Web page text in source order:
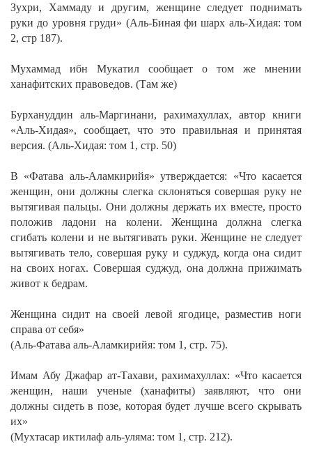
Зухри, Хаммаду и другим, женщине следует поднимать
руки до уровня груди» (Аль-Биная фи шарх аль-Хидая: том
2, стр 187).
Мухаммад ибн Мукатил сообщает о том же мнении
ханафитских правоведов. (Там же)
Бурхануддин аль-Маргинани, рахимахуллах, автор книги
«Аль-Хидая», сообщает, что это правильная и принятая
версия. (Аль-Хидая: том 1, стр. 50)
В «Фатава аль-Аламкирийя» утверждается: «Что касается
женщин, они должны слегка склоняться совершая руку не
вытягивая пальцы. Они должны держать их вместе, просто
положив ладони на колени. Женщина должна слегка
сгибать колени и не вытягивать руки. Женщине не следует
вытягивать тело, совершая руку и суджуд, когда она сидит
на своих ногах. Совершая суджуд, она должна прижимать
живот к бедрам.
Женщина сидит на своей левой ягодице, разместив ноги
справа от себя»
(Аль-Фатава аль-Аламкирийя: том 1, стр. 75).
Имам Абу Джафар ат-Тахави, рахимахуллах: «Что касается
женщин, наши ученые (ханафиты) заявляют, что они
должны сидеть в позе, которая будет лучше всего скрывать
их»
(Мухтасар иктилаф аль-уляма: том 1, стр. 212).